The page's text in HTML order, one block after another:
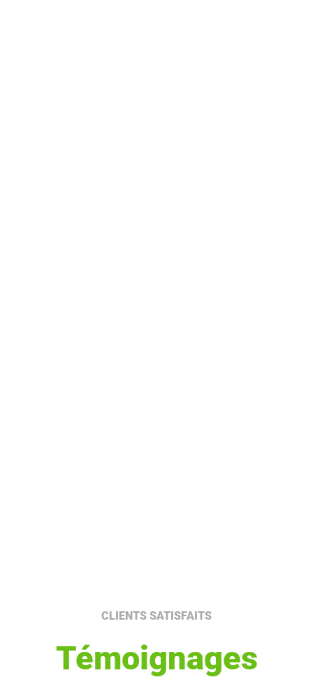
CLIENTS SATISFAITS
Témoignages